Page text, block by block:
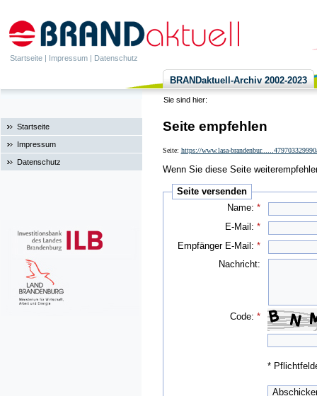
Startseite | Impressum | Datenschutz
BRANDaktuell-Archiv 2002-2023
Sie sind hier:
Startseite
Impressum
Datenschutz
Seite empfehlen
Seite: https://www.lasa-
Wenn Sie diese Seite
Seite versenden
Name:*
E-Mail:*
Empfänger E-Mail:*
Nachricht:
Code:*
*